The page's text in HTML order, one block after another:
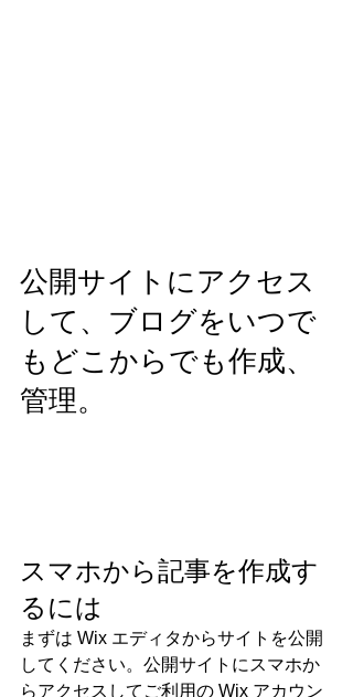
公開サイトにアクセス
して、ブログをいつで
もどこからでも作成、
管理。
スマホから記事を作成す
るには
まずは Wix エディタからサイトを公開
してください。公開サイトにスマホか
らアクセスしてご利用の Wix アカウン